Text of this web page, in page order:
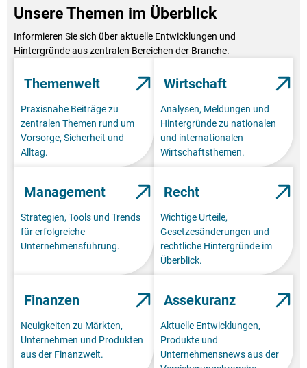
Unsere Themen im Überblick
Informieren Sie sich über aktuelle Entwicklungen und
Hintergründe aus zentralen Bereichen der Branche.
Themenwelt
Praxisnahe Beiträge zu
zentralen Themen rund um
Vorsorge, Sicherheit und
Alltag.
Wirtschaft
Analysen, Meldungen und
Hintergründe zu nationalen
und internationalen
Wirtschaftsthemen.
Management
Strategien, Tools und Trends
für erfolgreiche
Unternehmensführung.
Recht
Wichtige Urteile,
Gesetzesänderungen und
rechtliche Hintergründe im
Überblick.
Finanzen
Neuigkeiten zu Märkten,
Unternehmen und Produkten
aus der Finanzwelt.
Assekuranz
Aktuelle Entwicklungen,
Produkte und
Unternehmensnews aus der